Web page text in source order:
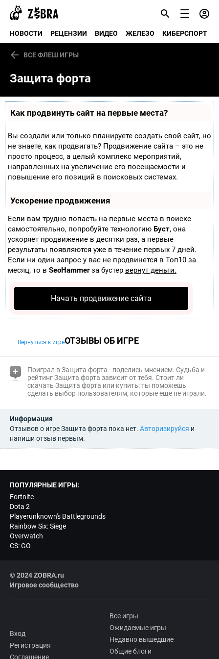
НОВОСТИ РЕЦЕНЗИИ ВИДЕО ЖЕЛЕЗО КИБЕРСПОРТ
ВСЕ ФЛЕШ ИГРЫ
Защита форта
Как продвинуть сайт на первые места?
Вы создали или только планируете создать свой сайт, но
не знаете, как продвигать? Продвижение сайта – это не
просто процесс, а целый комплекс мероприятий,
направленных на увеличение его посещаемости и
повышение его позиций в поисковых системах.
Ускорение продвижения
Если вам трудно попасть на первые места в поиске
самостоятельно, попробуйте технологию Буст, она
ускоряет продвижение в десятки раз, а первые
результаты появляются уже в течение первых 7 дней.
Если ни один запрос у вас не продвинется в Топ10 за
месяц, то в SeoHammerза бустер вернут деньги.
Начать продвижение сайта
Вернуться к игреОТЗЫВЫ ОБ ИГРЕ
Поиграл в Защита форта - поделись мнением. Судьба и
рейтинг Защита форта зависит от тебя. Стоит ли
скачать Защита форта или купить: ты поможешь
сделать выбор пользователям, которые еще не играли.
Информация
Отзывов о игре Защита форта пока нет. Авторизируйся и
напиши отзыв первым.
ПОПУЛЯРНЫЕ ИГРЫ:
Fortnite
Dota 2
Playerunknown's Battlegrounds
Rainbow Six: Siege
Overwatch
CS: GO
© 2024 ZOBRA.ru
Игровое сообщество
Вход
Регистрация
Соглашение
Все игры
Ожидаемые игры
Недавно вышедшие
Общие блоги